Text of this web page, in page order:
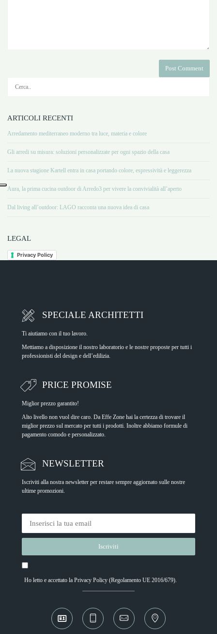
ARTICOLI RECENTI
Arredamento mediterraneo moderno tra luce, materia e colore
Gli arredi su misura: soluzioni personalizzate per ogni spazio della casa
La nuova stagione Kartell entra in casa portando colore, espressività e leggerezza
Aura, la prima cucina outdoor di Arredo3 per vivere la convivialità all’aperto
Dal living all’outdoor: LAGO racconta una nuova idea di casa
LEGAL
Privacy Policy
SPECIALE ARCHITETTI
Ti aiutiamo con il tuo lavoro.
Mettiamo a disposizione il nostro laboratorio e le nostre proposte per tutti i
professionisti del design e dell’edilizia.
PRICE PROMISE
Miglior prezzo garantito!
Alto livello non vuol dire caro. Da Effe Zone hai la certezza di trovare il
miglior prezzo sul mercato per tutti i prodotti. Inoltre abbiamo formule di
pagamento comodo e personalizzato.
NEWSLETTER
Iscriviti alla nostra newsletter per restare sempre aggiornato sulle nostre
ultime promozioni.
Ho letto e accettato la Privacy Policy(Regolamento UE 2016/679).
Alternative: